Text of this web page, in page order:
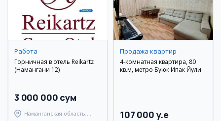
Работа
Горничная в отель Reikartz
(Намангани 12)
3 000 000 сум
Наманганская область,
Продажа квартир
4-комнатная квартира, 80
кв.м, метро Буюк Ипак Йули
107 000 y.e